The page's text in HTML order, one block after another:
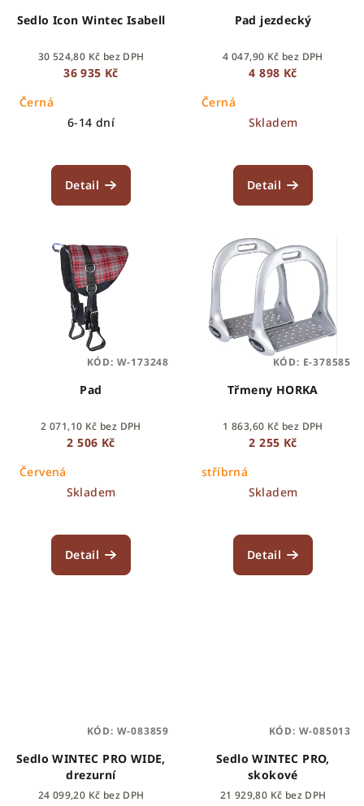
oSedlo Icon Wintec Isabell
30 524,80 Kč bez DPH
36 935 Kč
Černá
6-14 dní
Detail
Pad jezdecký
4 047,90 Kč bez DPH
4 898 Kč
Černá
Skladem
Detail
Pad
2 071,10 Kč bez DPH
2 506 Kč
Červená
Skladem
Detail
KÓD: W-173248
Třmeny HORKA
1 863,60 Kč bez DPH
2 255 Kč
stříbrná
Skladem
Detail
KÓD: E-378585
Sedlo WINTEC PRO WIDE,
drezurní
24 099,20 Kč bez DPH
KÓD: W-083859
Sedlo WINTEC PRO,
skokové
21 929,80 Kč bez DPH
KÓD: W-085013